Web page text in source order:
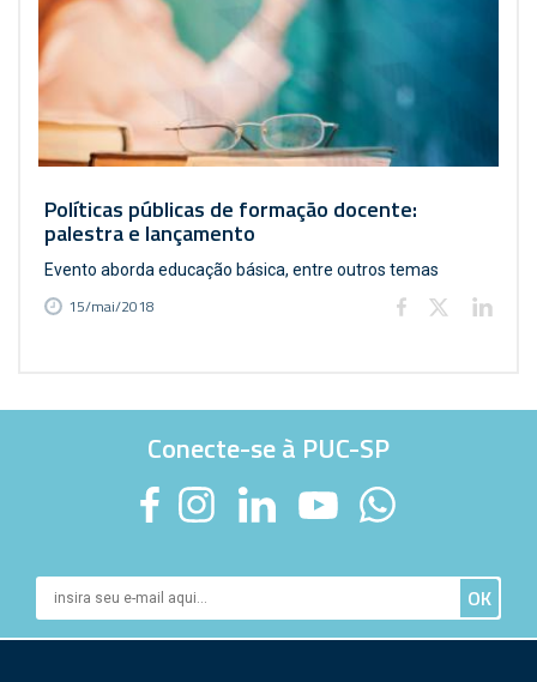
Políticas públicas de formação docente:
palestra e lançamento
Evento aborda educação básica, entre outros temas
15/mai/2018
Conecte-se à PUC-SP